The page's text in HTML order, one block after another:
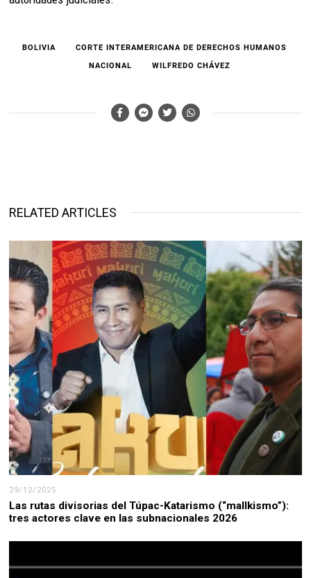
BOLIVIA
CORTE INTERAMERICANA DE DERECHOS HUMANOS
NACIONAL
WILFREDO CHÁVEZ
RELATED ARTICLES
29/12/2025
Las rutas divisorias del Túpac-Katarismo (“mallkismo”):
tres actores clave en las subnacionales 2026